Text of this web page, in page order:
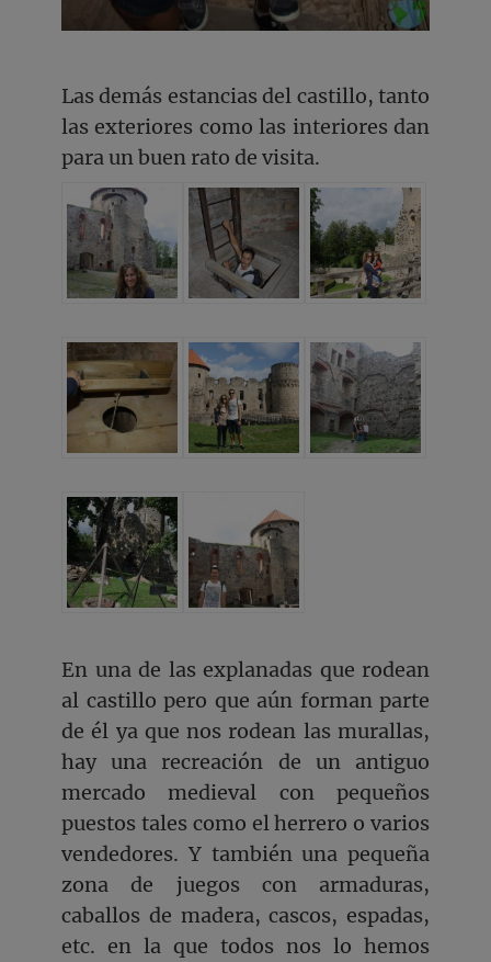
Las demás estancias del castillo, tanto
las exteriores como las interiores dan
para un buen rato de visita.
En una de las explanadas que rodean
al castillo pero que aún forman parte
de él ya que nos rodean las murallas,
hay una recreación de un antiguo
mercado medieval con pequeños
puestos tales como el herrero o varios
vendedores. Y también una pequeña
zona de juegos con armaduras,
caballos de madera, cascos, espadas,
etc. en la que todos nos lo hemos